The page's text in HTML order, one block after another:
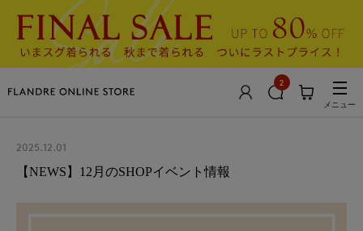
2
メニュー
2025.12.01
【NEWS】12月のSHOPイベント情報